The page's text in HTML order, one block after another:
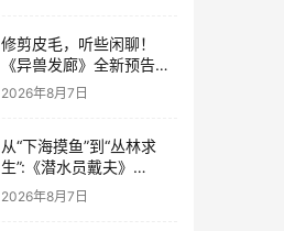
修剪皮毛，听些闲聊！
《异兽发廊》全新预告与
Steam免费试玩公开
2026年8月7日
从“下海摸鱼”到“丛林求
生”:《潜水员戴夫》
DLC《丛林》移动端定档
8月14日
2026年8月7日